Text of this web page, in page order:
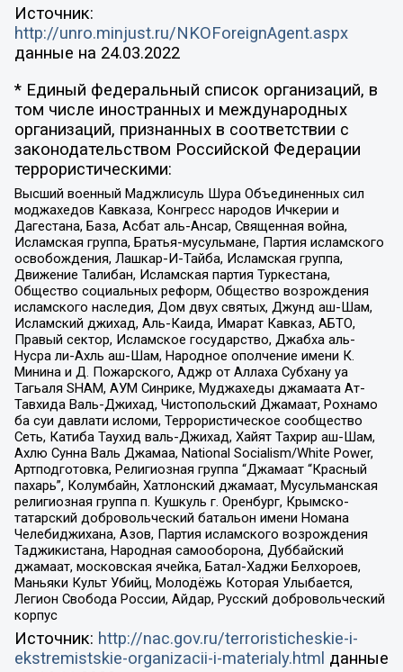
Источник:
http://unro.minjust.ru/NKOForeignAgent.aspx
данные на 24.03.2022
* Единый федеральный список организаций, в
том числе иностранных и международных
организаций, признанных в соответствии с
законодательством Российской Федерации
террористическими:
Высший военный Маджлисуль Шура Объединенных сил
моджахедов Кавказа, Конгресс народов Ичкерии и
Дагестана, База, Асбат аль-Ансар, Священная война,
Исламская группа, Братья-мусульмане, Партия исламского
освобождения, Лашкар-И-Тайба, Исламская группа,
Движение Талибан, Исламская партия Туркестана,
Общество социальных реформ, Общество возрождения
исламского наследия, Дом двух святых, Джунд аш-Шам,
Исламский джихад, Аль-Каида, Имарат Кавказ, АБТО,
Правый сектор, Исламское государство, Джабха аль-
Нусра ли-Ахль аш-Шам, Народное ополчение имени К.
Минина и Д. Пожарского, Аджр от Аллаха Субхану уа
Тагьаля SHAM, АУМ Синрике, Муджахеды джамаата Ат-
Тавхида Валь-Джихад, Чистопольский Джамаат, Рохнамо
ба суи давлати исломи, Террористическое сообщество
Сеть, Катиба Таухид валь-Джихад, Хайят Тахрир аш-Шам,
Ахлю Сунна Валь Джамаа, National Socialism/White Power,
Артподготовка, Религиозная группа “Джамаат “Красный
пахарь”, Колумбайн, Хатлонский джамаат, Мусульманская
религиозная группа п. Кушкуль г. Оренбург, Крымско-
татарский добровольческий батальон имени Номана
Челебиджихана, Азов, Партия исламского возрождения
Таджикистана, Народная самооборона, Дуббайский
джамаат, московская ячейка, Батал-Хаджи Белхороев,
Маньяки Культ Убийц, Молодёжь Которая Улыбается,
Легион Свобода России, Айдар, Русский добровольческий
корпус
Источник: http://nac.gov.ru/terroristicheskie-i-
ekstremistskie-organizacii-i-materialy.html данные